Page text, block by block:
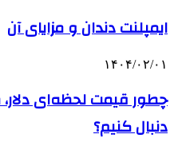
ایمپلنت دندان و مزایای آن
۱۴۰۴/۰۲/۰۱
چطور قیمت لحظه‌ای
دنبال کنیم؟